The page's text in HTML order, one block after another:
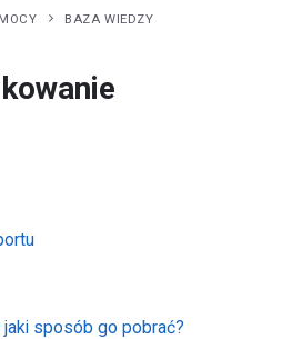
BAZA WIEDZY
sposób go pobrać?